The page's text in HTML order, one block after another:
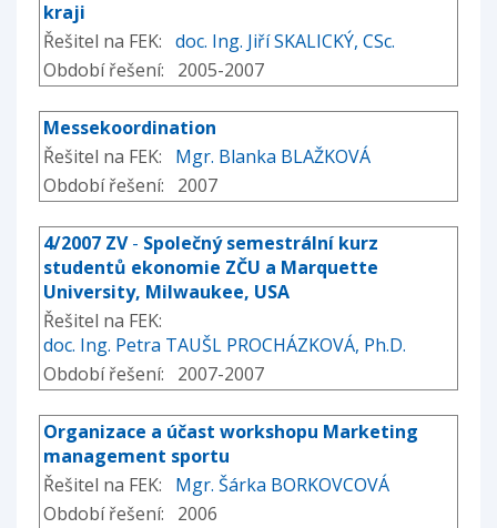
kraji
Řešitel na FEK: doc. Ing. Jiří SKALICKÝ, CSc.
Období řešení: 2005-2007
Messekoordination
Řešitel na FEK: Mgr. Blanka BLAŽKOVÁ
Období řešení: 2007
4/2007 ZV- Společný semestrální kurz
studentů ekonomie ZČU a Marquette
University, Milwaukee, USA
Řešitel na FEK:
doc. Ing. Petra TAUŠL PROCHÁZKOVÁ, Ph.D.
Období řešení: 2007-2007
Organizace a účast workshopu Marketing
management sportu
Řešitel na FEK: Mgr. Šárka BORKOVCOVÁ
Období řešení: 2006